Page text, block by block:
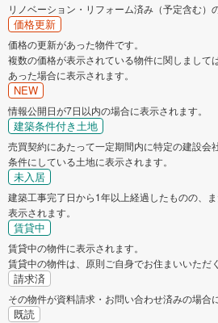
リノベーション・リフォーム済み（予定含む）
価格更新
価格の更新があった物件です。
複数の価格が表示されている物件に関しまして
あった場合に表示されます。
NEW
情報公開日が7日以内の場合に表示されます。
建築条件付き土地
売買契約にあたって一定期間内に特定の建設会
条件にしている土地に表示されます。
未入居
建築工事完了日から1年以上経過したものの、
表示されます。
賃貸中
賃貸中の物件に表示されます。
賃貸中の物件は、原則ご自身でお住まいいただ
請求済
その物件が資料請求・お問い合わせ済みの場合
既読